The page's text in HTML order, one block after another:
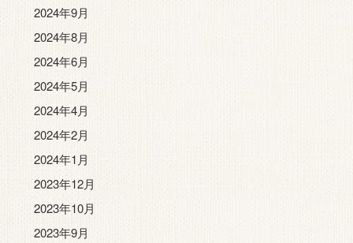
2024年9月
2024年8月
2024年6月
2024年5月
2024年4月
2024年2月
2024年1月
2023年12月
2023年10月
2023年9月